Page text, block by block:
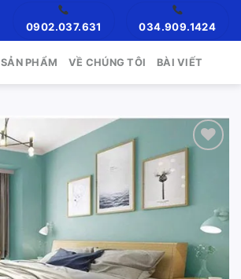
0902.037.631 034.909.1424
SẢN PHẨM VỀ CHÚNG TÔI BÀI VIẾT
wishlist